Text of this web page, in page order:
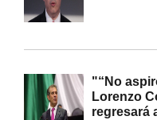
"“No
Lorenzo
regresará